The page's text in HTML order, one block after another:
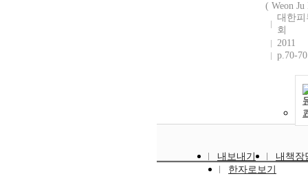
( Weon Ju
대한
회
2011
p.70-70
내보내기
내책장
한자로보기